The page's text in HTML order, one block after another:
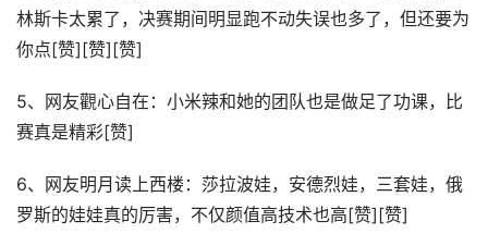
林斯卡太累了，决赛期间明显跑不动失误也多了，但还要为
你点[赞][赞][赞]
5、网友觀心自在：小米辣和她的团队也是做足了功课，比
赛真是精彩[赞]
6、网友明月读上西楼：莎拉波娃，安德烈娃，三套娃，俄
罗斯的娃娃真的厉害，不仅颜值高技术也高[赞][赞]